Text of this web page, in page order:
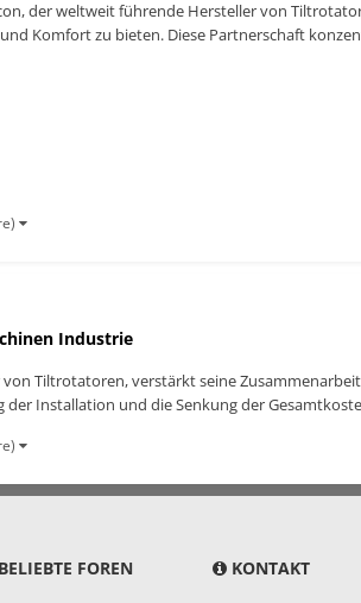
der weltweit führende Hersteller von
Komfort zu bieten. Diese Partnerschaft
Industrie
Tiltrotatoren, verstärkt seine
Installation und die Senkung der
BELIEBTE FOREN KONTAKT